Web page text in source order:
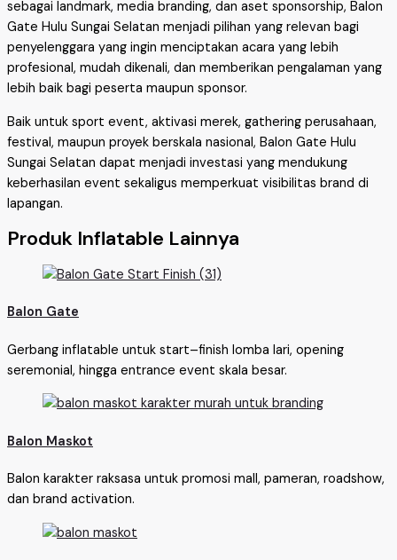
sebagai landmark, media branding, dan aset sponsorship, Balon
Gate Hulu Sungai Selatan menjadi pilihan yang relevan bagi
penyelenggara yang ingin menciptakan acara yang lebih
profesional, mudah dikenali, dan memberikan pengalaman yang
lebih baik bagi peserta maupun sponsor.
Baik untuk sport event, aktivasi merek, gathering perusahaan,
festival, maupun proyek berskala nasional, Balon Gate Hulu
Sungai Selatan dapat menjadi investasi yang mendukung
keberhasilan event sekaligus memperkuat visibilitas brand di
lapangan.
Produk Inflatable Lainnya
Balon Gate
Gerbang inflatable untuk start–finish lomba lari, opening
seremonial, hingga entrance event skala besar.
Balon Maskot
Balon karakter raksasa untuk promosi mall, pameran, roadshow,
dan brand activation.